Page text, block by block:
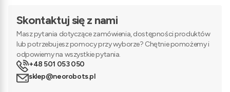
Skontaktuj się z nami
Masz pytania dotyczące zamówienia, dostępności produktów
lub potrzebujesz pomocy przy wyborze? Chętnie pomożemy i
odpowiemy na wszystkie pytania.
+48 501 053 050
sklep@neorobots.pl